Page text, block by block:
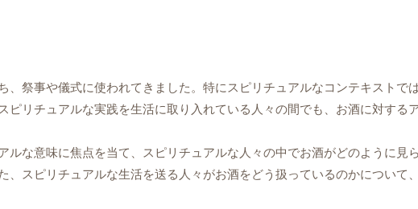
、祭事や儀式に使われてきました。特にスピリチュアルなコンテキスト
ピリチュアルな実践を生活に取り入れている人々の間でも、お酒に対する
ルな意味に焦点を当て、スピリチュアルな人々の中でお酒がどのように
、スピリチュアルな生活を送る人々がお酒をどう扱っているのかについて